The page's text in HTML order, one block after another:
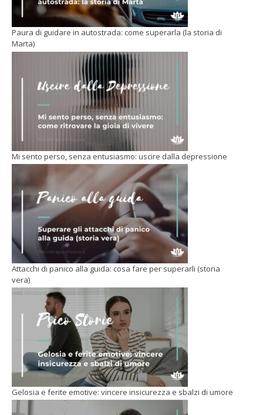
Paura di guidare in autostrada: come superarla (la storia di
Marta)
Mi sento perso, senza entusiasmo: uscire dalla depressione
Attacchi di panico alla guida: cosa fare per superarli (storia
vera)
Gelosia e ferite emotive: vincere insicurezza e sbalzi di umore